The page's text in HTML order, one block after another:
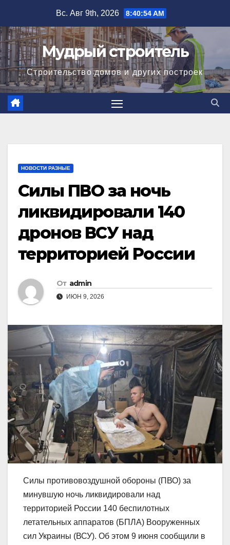
содержимому
Вс. Авг 9th, 2026 8:40:55 AM
Мудрый строитель
Строительство домов и других построек
НОВОСТИ РАЗНЫЕ
Силы ПВО за ночь
ликвидировали 140
дронов ВСУ над
территорией России
От admin
ИЮН 9, 2026
Силы противовоздушной обороны (ПВО) за
минувшую ночь ликвидировали над
территорией России 140 беспилотных
летательных аппаратов (БПЛА) Вооруженных
сил Украины (ВСУ). Об этом 9 июня сообщили в